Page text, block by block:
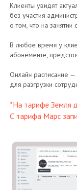
Клиенты увидят
без участия
о том, что на занятии
В любое время у
абонементе,
Онлайн расписание
для разгрузки
*На тарифе Земля
С тарифа Марс